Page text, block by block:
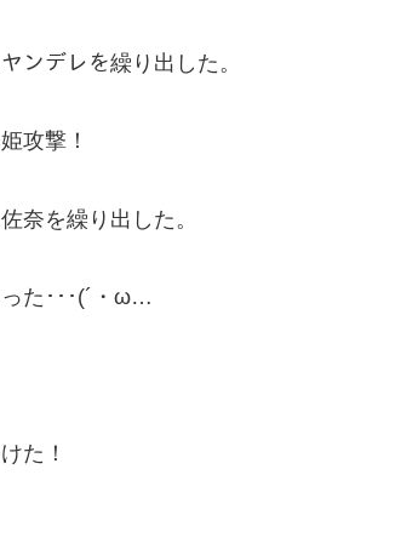
ンデレを繰り出した。
攻撃！
奈を繰り出した。
た･･･(´・ω…
た！